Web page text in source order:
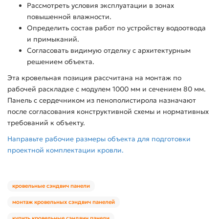
Рассмотреть условия эксплуатации в зонах
повышенной влажности.
Определить состав работ по устройству водоотвода
и примыканий.
Согласовать видимую отделку с архитектурным
решением объекта.
Эта кровельная позиция рассчитана на монтаж по
рабочей раскладке с модулем 1000 мм и сечением 80 мм.
Панель с сердечником из пенополистирола назначают
после согласования конструктивной схемы и нормативных
требований к объекту.
Направьте рабочие размеры объекта для подготовки
проектной комплектации кровли.
кровельные сэндвич панели
монтаж кровельных сэндвич панелей